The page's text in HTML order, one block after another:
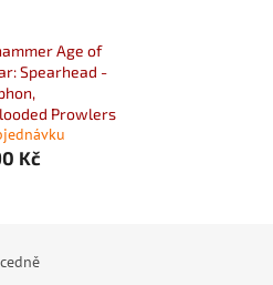
Age of
Spearhead -
Prowlers
Kč